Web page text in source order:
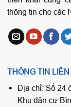
thông tin cho các
THÔNG TIN
Địa chỉ: Số 24
Khu dân cư